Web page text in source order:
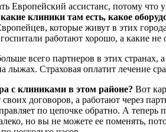
Европейский ассистанс, потому
клиники там есть, какое
которые живут в этих
работают хорошо, а какие не
всего партнеров в этих странах, а
лыжах. Страховая оплатит лечение
с клиниками в этом районе? Вот
договоров, а работают через
по цепочке обратно. А теперь
но вы не можете ее поменять,